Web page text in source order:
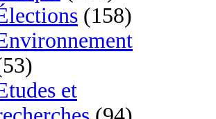
(158)
et